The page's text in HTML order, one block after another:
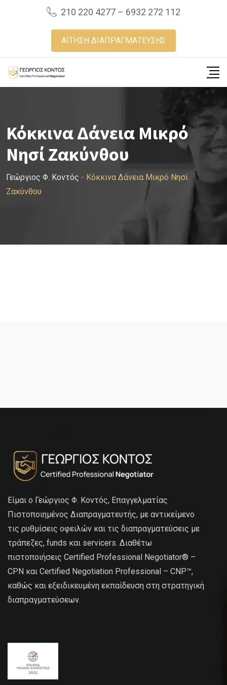
210 220 4277 – 6932 272 112
ΑΙΤΗΣΗ ΔΙΑΠΡΑΓΜΑΤΕΥΣΗΣ
Κόκκινα Δάνεια Μικρό
Νησί Ζακύνθου
Γεώργιος Φ. Κοντός - Κόκκινα Δάνεια Μικρό Νησί
Ζακύνθου
Είμαι ο Γεώργιος Φ. Κοντός, Επαγγελματίας
Πιστοποιημένος Διαπραγματευτής, με αντικείμενο
τις ρυθμίσεις οφειλών και τις διαπραγματεύσεις με
τράπεζες, funds και servicers. Διαθέτω
πιστοποιήσεις Certified Professional Negotiator® –
CPN και Certified Negotiation Professional – CNP™,
καθώς και εξειδικευμένη εκπαίδευση στη στρατηγική
διαπραγματεύσεων.